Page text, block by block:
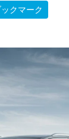
クマーク